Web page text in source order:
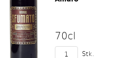
70cl
Stk.